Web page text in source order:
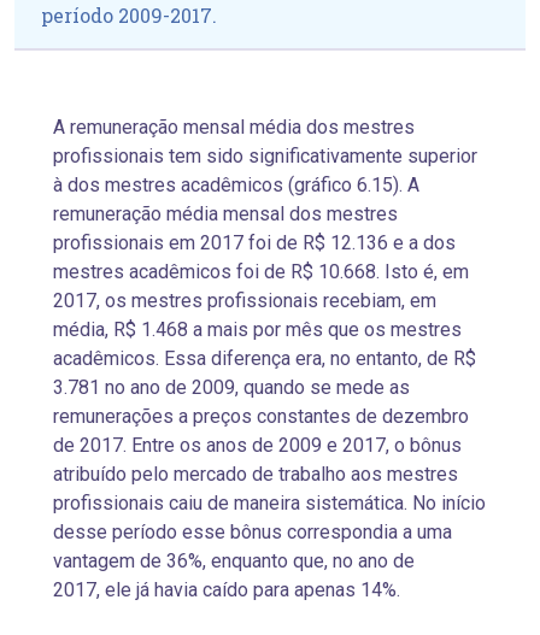
período 2009-2017.
A remuneração mensal média dos mestres
profissionais tem sido significativamente superior
à dos mestres acadêmicos (gráfico 6.15). A
remuneração média mensal dos mestres
profissionais em 2017 foi de R$ 12.136 e a dos
mestres acadêmicos foi de R$ 10.668. Isto é, em
2017, os mestres profissionais recebiam, em
média, R$ 1.468 a mais por mês que os mestres
acadêmicos. Essa diferença era, no entanto, de R$
3.781 no ano de 2009, quando se mede as
remunerações a preços constantes de dezembro
de 2017. Entre os anos de 2009 e 2017, o bônus
atribuído pelo mercado de trabalho aos mestres
profissionais caiu de maneira sistemática. No início
desse período esse bônus correspondia a uma
vantagem de 36%, enquanto que, no ano de
2017, ele já havia caído para apenas 14%.